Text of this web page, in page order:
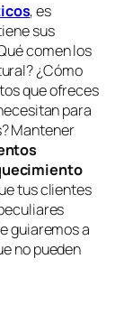
, es
sus
comen los
¿Cómo
que ofreces
para
Mantener
tus clientes
guiaremos a
no pueden